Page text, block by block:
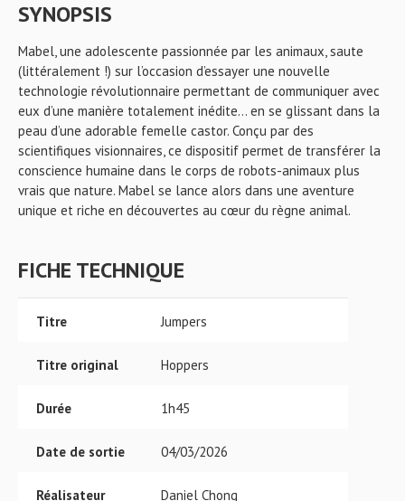
SYNOPSIS
Mabel, une adolescente passionnée par les animaux, saute
(littéralement !) sur l’occasion d’essayer une nouvelle
technologie révolutionnaire permettant de communiquer avec
eux d’une manière totalement inédite… en se glissant dans la
peau d’une adorable femelle castor. Conçu par des
scientifiques visionnaires, ce dispositif permet de transférer la
conscience humaine dans le corps de robots-animaux plus
vrais que nature. Mabel se lance alors dans une aventure
unique et riche en découvertes au cœur du règne animal.
FICHE TECHNIQUE
Titre Jumpers
Titre original Hoppers
Durée 1h45
Date de sortie 04/03/2026
Réalisateur Daniel Chong